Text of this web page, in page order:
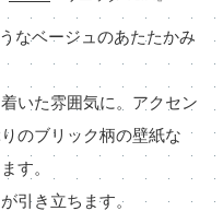
なベージュのあたたかみ
いた雰囲気に。アクセン
のブリック柄の壁紙な
す。
引き立ちます。